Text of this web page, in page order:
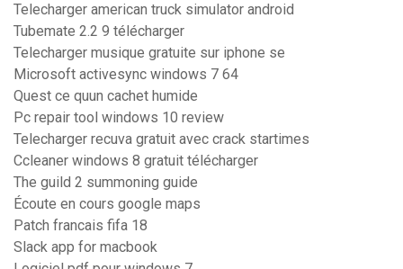
Telecharger american truck simulator android
Tubemate 2.2 9 télécharger
Telecharger musique gratuite sur iphone se
Microsoft activesync windows 7 64
Quest ce quun cachet humide
Pc repair tool windows 10 review
Telecharger recuva gratuit avec crack startimes
Ccleaner windows 8 gratuit télécharger
The guild 2 summoning guide
Écoute en cours google maps
Patch francais fifa 18
Slack app for macbook